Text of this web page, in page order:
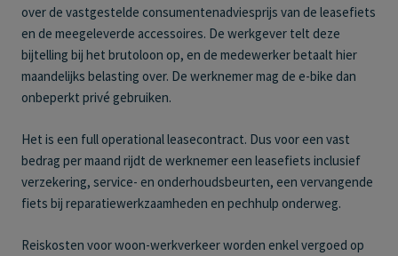
over de vastgestelde consumentenadviesprijs van de leasefiets
en de meegeleverde accessoires. De werkgever telt deze
bijtelling bij het brutoloon op, en de medewerker betaalt hier
maandelijks belasting over. De werknemer mag de e-bike dan
onbeperkt privé gebruiken.
Het is een full operational leasecontract. Dus voor een vast
bedrag per maand rijdt de werknemer een leasefiets inclusief
verzekering, service- en onderhoudsbeurten, een vervangende
fiets bij reparatiewerkzaamheden en pechhulp onderweg.
Reiskosten voor woon-werkverkeer worden enkel vergoed op